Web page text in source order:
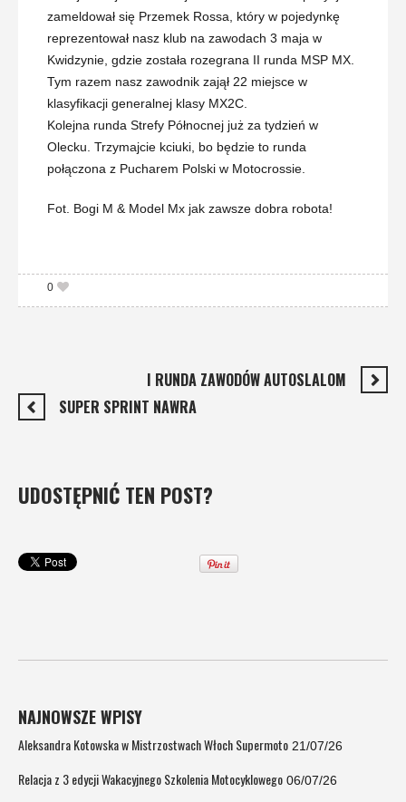
zameldował się Przemek Rossa, który w pojedynkę
reprezentował nasz klub na zawodach 3 maja w
Kwidzynie, gdzie została rozegrana II runda MSP MX.
Tym razem nasz zawodnik zajął 22 miejsce w
klasyfikacji generalnej klasy MX2C.
Kolejna runda Strefy Północnej już za tydzień w
Olecku. Trzymajcie kciuki, bo będzie to runda
połączona z Pucharem Polski w Motocrossie.
Fot. Bogi M & Model Mx jak zawsze dobra robota!
0
I RUNDA ZAWODÓW AUTOSLALOM
SUPER SPRINT NAWRA
UDOSTĘPNIĆ TEN POST?
NAJNOWSZE WPISY
Aleksandra Kotowska w Mistrzostwach Włoch Supermoto 21/07/26
Relacja z 3 edycji Wakacyjnego Szkolenia Motocyklowego 06/07/26